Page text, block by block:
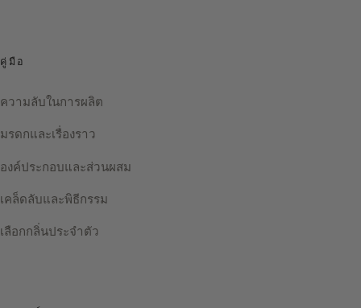
คู่มือ
ความลับในการผลิต
มรดกและเรื่องราว
องค์ประกอบและส่วนผสม
เคล็ดลับและพิธีกรรม
เลือกกลิ่นประจำตัว